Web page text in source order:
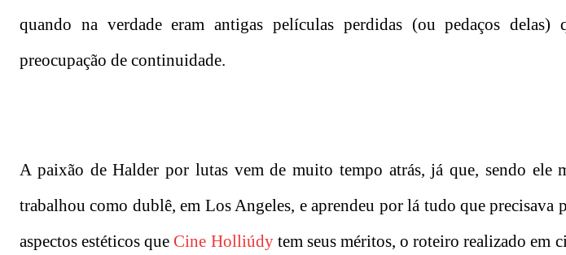
quando na verdade eram antigas películas perdidas (ou pedaços delas)
preocupação de continuidade.
A paixão de Halder por lutas vem de muito tempo atrás, já que, sendo ele
trabalhou como dublê, em Los Angeles, e aprendeu por lá tudo que precisava
aspectos estéticos que Cine Holliúdytem seus méritos, o roteiro realizado em